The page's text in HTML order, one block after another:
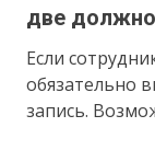
две
Если
обязательно
запись.